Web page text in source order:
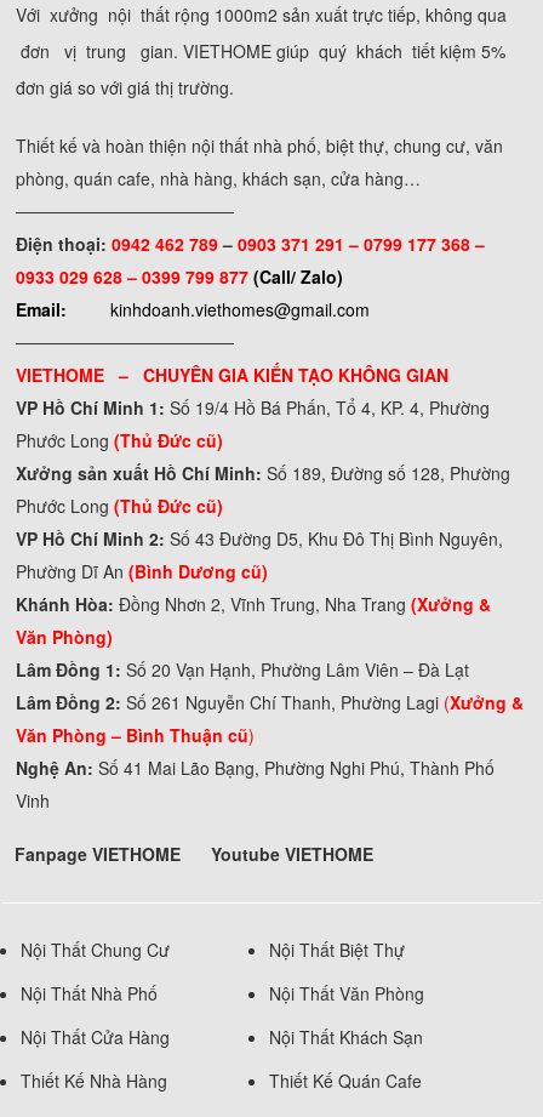
Với xưởng nội thất rộng 1000m2 sản xuất trực tiếp, không qua
đơn vị trung gian. VIETHOME giúp quý khách tiết kiệm 5%
đơn giá so với giá thị trường.
Thiết kế và hoàn thiện nội thất nhà phố, biệt thự, chung cư, văn
phòng, quán cafe, nhà hàng, khách sạn, cửa hàng…
──────────────────
Điện thoại:0942 462 789–0903 371 291 –0799 177 368 –
0933 029 628 – 0399 799 877(Call/ Zalo)
Email:
kinhdoanh.viethomes@gmail.com
──────────────────
VIETHOME – CHUYÊN GIA KIẾN TẠO KHÔNG GIAN
VP Hồ Chí Minh 1: Số 19/4 Hồ Bá Phấn, Tổ 4, KP. 4, Phường
Phước Long(Thủ Đức cũ)
Xưởng sản xuất Hồ Chí Minh: Số 189, Đường số 128, Phường
Phước Long(Thủ Đức cũ)
VP Hồ Chí Minh 2: Số 43 Đường D5, Khu Đô Thị Bình Nguyên,
Phường Dĩ An (Bình Dương cũ)
Khánh Hòa:Đồng Nhơn 2, Vĩnh Trung, Nha Trang (Xưởng &
Văn Phòng)
Lâm Đồng 1:Số 20 Vạn Hạnh, Phường Lâm Viên – Đà Lạt
Lâm Đồng 2:Số 261 Nguyễn Chí Thanh, Phường Lagi (Xưởng &
Văn Phòng – Bình Thuận cũ)
Nghệ An: Số 41 Mai Lão Bạng, Phường Nghi Phú, Thành Phố
Vinh
Fanpage VIETHOME Youtube VIETHOME
Nội Thất Chung Cư
Nội Thất Biệt Thự
Nội Thất Nhà Phố
Nội Thất Văn Phòng
Nội Thất Cửa Hàng
Nội Thất Khách Sạn
Thiết Kế Nhà Hàng
Thiết Kế Quán Cafe